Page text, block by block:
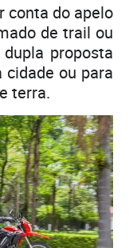
conta do apelo
de trail ou
proposta
cidade ou para
terra.